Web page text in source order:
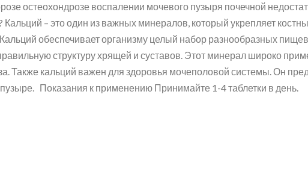
остеохондрозе воспалении мочевого пузыря почечной
– это один из важных минералов, который укрепляет
обеспечивает организму целый набор разнообразных
структуру хрящей и суставов. Этот минерал широко
Также кальций важен для здоровья мочеполовой системы. Он
Показания к применению Принимайте 1-4 таблетки в день.